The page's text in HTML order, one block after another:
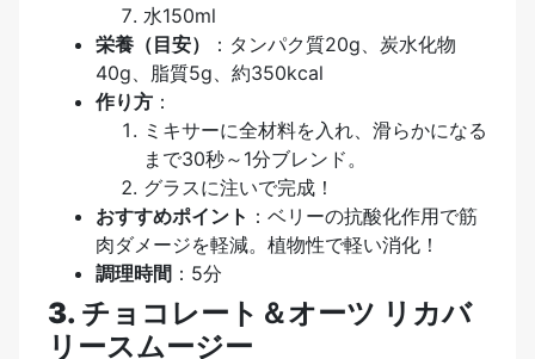
水150ml
栄養（目安）
：タンパク質20g、炭水化物
40g、脂質5g、約350kcal
作り方 ：
ミキサーに全材料を入れ、滑らかになる
まで30秒～1分ブレンド。
グラスに注いで完成！
おすすめポイント ：ベリーの抗酸化作用で筋
肉ダメージを軽減。植物性で軽い消化！
調理時間 ：5分
3. チョコレート＆オーツ リカバ
リースムージー